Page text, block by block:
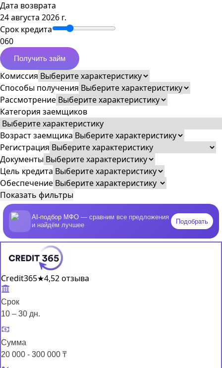
Дата возврата
24 августа 2026 г.
Срок кредита
060
Получить займ
Комиссия
Способы получения
Рассмотрение
Категория заемщиков
Возраст заемщика
Регистрация
Документы
Цель кредита
Обеспечение
Показать фильтры
AI-подбор МФО — сравним все предложения
и найдём лучшее
Подобрать
Credit365★4,52 отзыва
Срок
10 – 30 дн.
Сумма
20 000 - 300 000 ₸